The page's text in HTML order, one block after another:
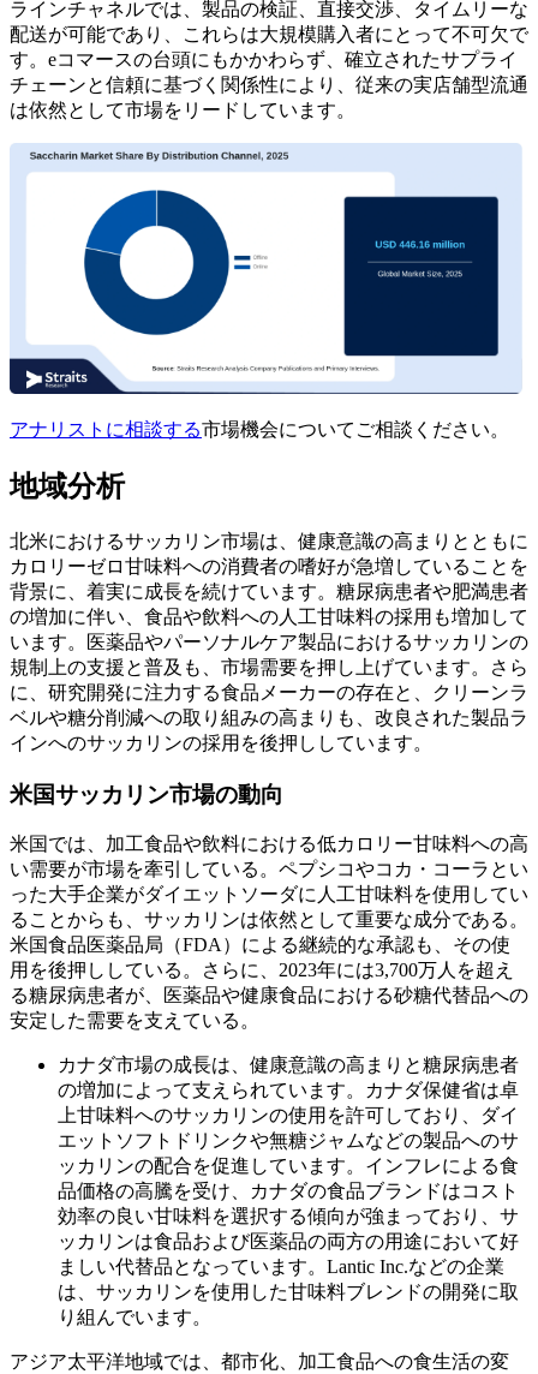
ラインチャネルでは、製品の検証、直接交渉、タイムリーな
配送が可能であり、これらは大規模購入者にとって不可欠で
す。eコマースの台頭にもかかわらず、確立されたサプライ
チェーンと信頼に基づく関係性により、従来の実店舗型流通
は依然として市場をリードしています。
アナリストに相談する市場機会についてご相談ください。
地域分析
北米におけるサッカリン市場は、健康意識の高まりとともに
カロリーゼロ甘味料への消費者の嗜好が急増していることを
背景に、着実に成長を続けています。糖尿病患者や肥満患者
の増加に伴い、食品や飲料への人工甘味料の採用も増加して
います。医薬品やパーソナルケア製品におけるサッカリンの
規制上の支援と普及も、市場需要を押し上げています。さら
に、研究開発に注力する食品メーカーの存在と、クリーンラ
ベルや糖分削減への取り組みの高まりも、改良された製品ラ
インへのサッカリンの採用を後押ししています。
米国サッカリン市場の動向
米国では、加工食品や飲料における低カロリー甘味料への高
い需要が市場を牽引している。ペプシコやコカ・コーラとい
った大手企業がダイエットソーダに人工甘味料を使用してい
ることからも、サッカリンは依然として重要な成分である。
米国食品医薬品局（FDA）による継続的な承認も、その使
用を後押ししている。さらに、2023年には3,700万人を超え
る糖尿病患者が、医薬品や健康食品における砂糖代替品への
安定した需要を支えている。
カナダ市場の成長は、健康意識の高まりと糖尿病患者
の増加によって支えられています。カナダ保健省は卓
上甘味料へのサッカリンの使用を許可しており、ダイ
エットソフトドリンクや無糖ジャムなどの製品へのサ
ッカリンの配合を促進しています。インフレによる食
品価格の高騰を受け、カナダの食品ブランドはコスト
効率の良い甘味料を選択する傾向が強まっており、サ
ッカリンは食品および医薬品の両方の用途において好
ましい代替品となっています。Lantic Inc.などの企業
は、サッカリンを使用した甘味料ブレンドの開発に取
り組んでいます。
アジア太平洋地域では、都市化、加工食品への食生活の変